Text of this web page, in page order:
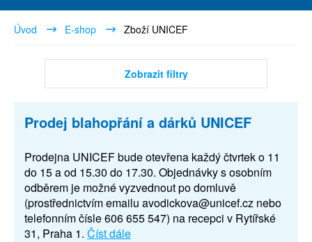
Úvod E-shop Zboží UNICEF
Zobrazit filtry
Prodej blahopřání a dárků UNICEF
Prodejna UNICEF bude otevřena každý čtvrtek o 11
do 15 a od 15.30 do 17.30. Objednávky s osobním
odběrem je možné vyzvednout po domluvě
(prostřednictvím emailu avodickova@unicef.cz nebo
telefonním čísle 606 655 547) na recepci v Rytířské
31, Praha 1. Číst dále